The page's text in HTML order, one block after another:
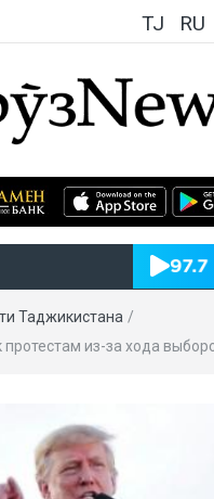
TJ RU
Таджикистана /
протестам из-за хода